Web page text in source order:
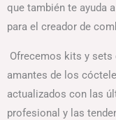
que también te ayuda
para el creador de
Ofrecemos kits y
amantes de los
actualizados con las
profesional y las